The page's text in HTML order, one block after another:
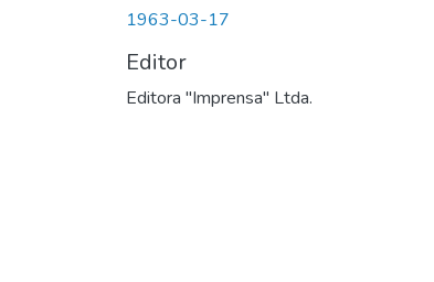
1963-03-17
Editor
Editora "Imprensa" Ltda.